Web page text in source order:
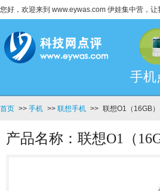
您好，欢迎来到 www.eywas.com 伊娃集中营，
手机
首页 >> 手机 >> 联想手机 >> 联想O1（16GB）
产品名称：联想O1（